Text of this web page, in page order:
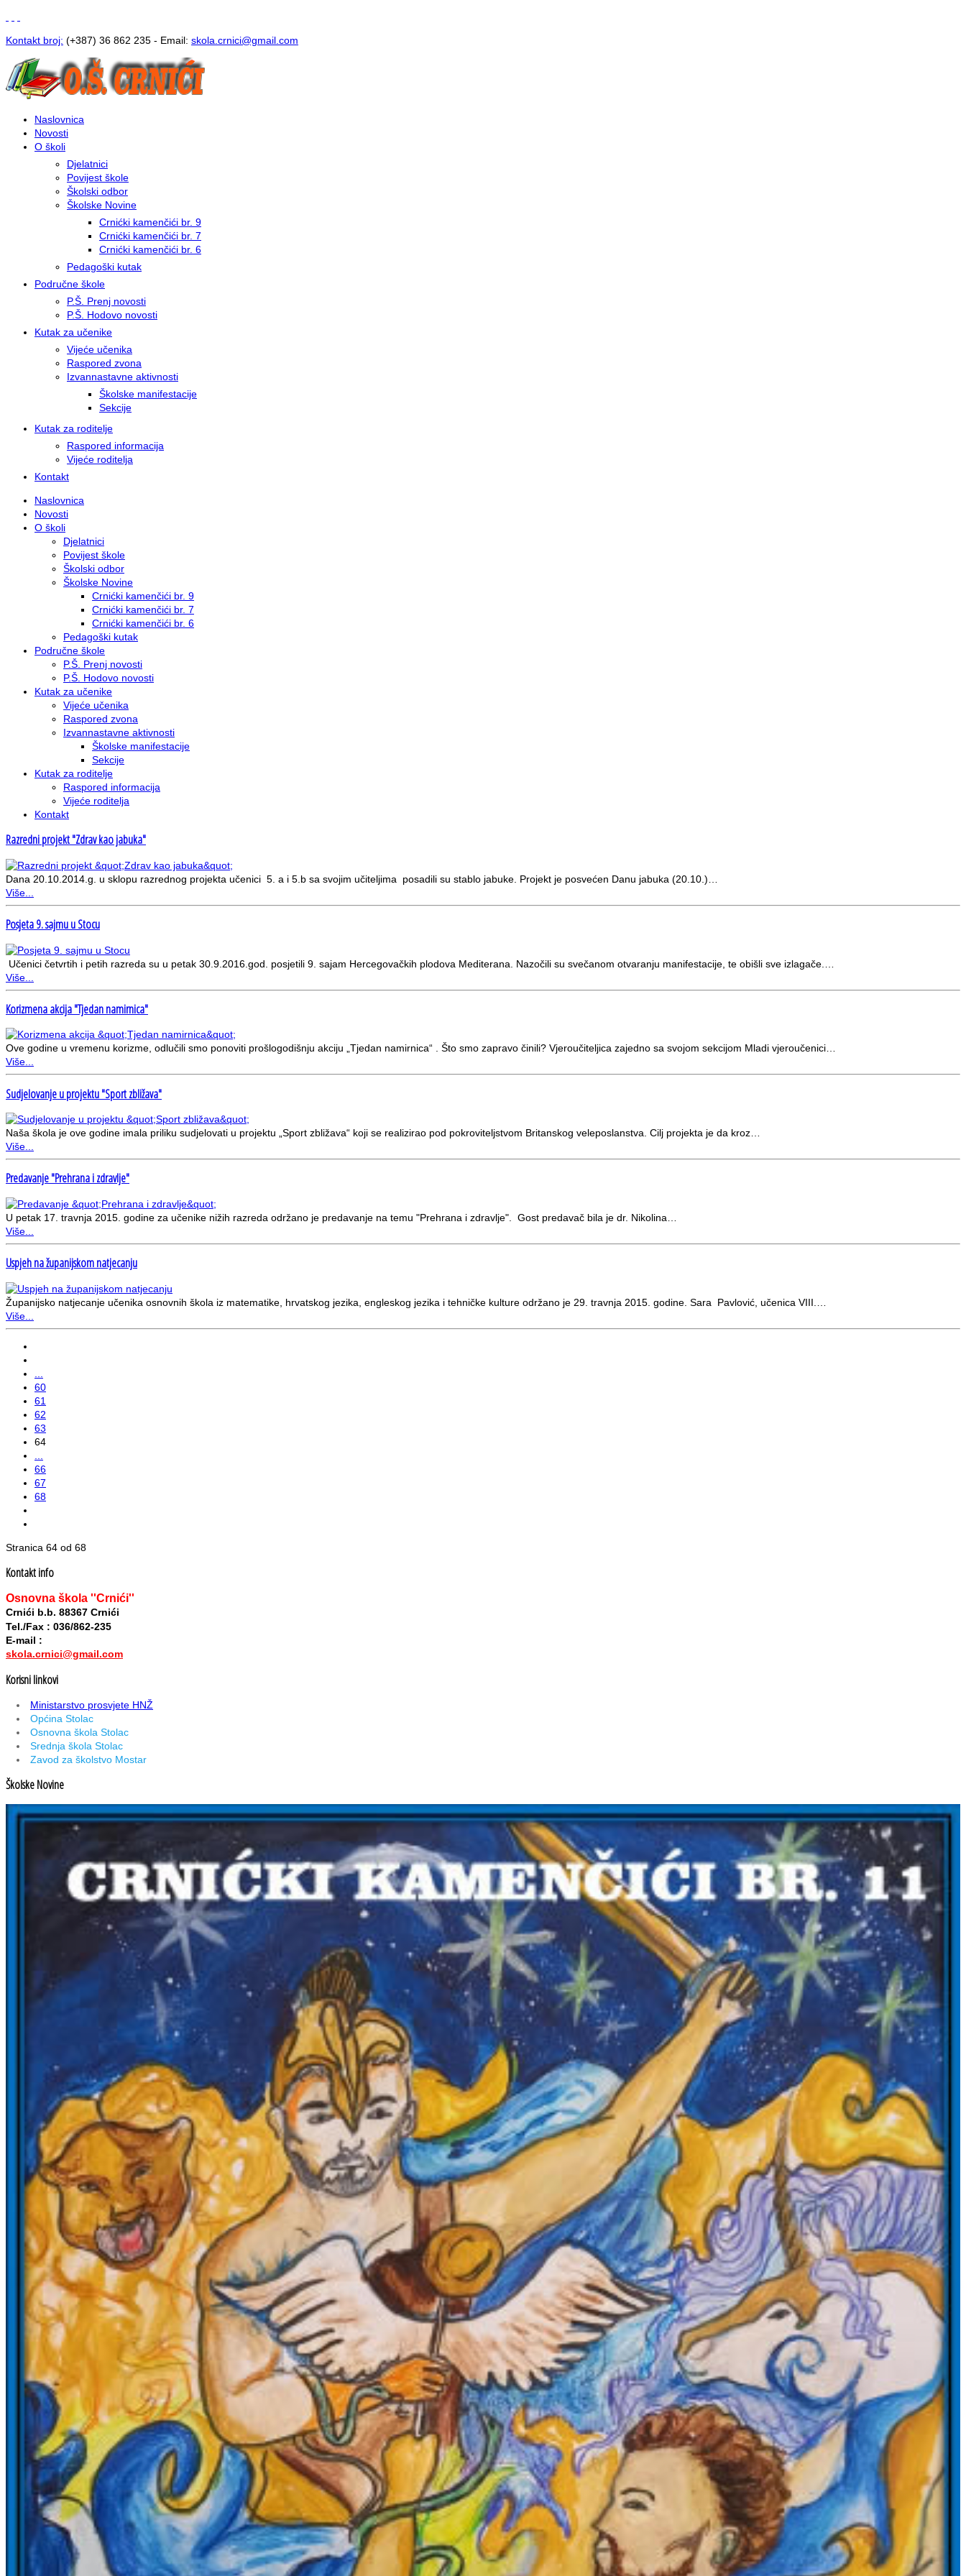
Kontakt broj: (+387) 36 862 235 - Email: skola.crnici@gmail.com
Naslovnica
Novosti
O školi
Djelatnici
Povijest škole
Školski odbor
Školske Novine
Crnićki kamenčići br. 9
Crnićki kamenčići br. 7
Crnićki kamenčići br. 6
Pedagoški kutak
Područne škole
P.Š. Prenj novosti
P.Š. Hodovo novosti
Kutak za učenike
Vijeće učenika
Raspored zvona
Izvannastavne aktivnosti
Školske manifestacije
Sekcije
Kutak za roditelje
Raspored informacija
Vijeće roditelja
Kontakt
Naslovnica
Novosti
O školi
Djelatnici
Povijest škole
Školski odbor
Školske Novine
Crnićki kamenčići br. 9
Crnićki kamenčići br. 7
Crnićki kamenčići br. 6
Pedagoški kutak
Područne škole
P.Š. Prenj novosti
P.Š. Hodovo novosti
Kutak za učenike
Vijeće učenika
Raspored zvona
Izvannastavne aktivnosti
Školske manifestacije
Sekcije
Kutak za roditelje
Raspored informacija
Vijeće roditelja
Kontakt
Razredni projekt "Zdrav kao jabuka"
Dana 20.10.2014.g. u sklopu razrednog projekta učenici 5. a i 5.b sa svojim učiteljima posadili su stablo jabuke. Projekt je posvećen Danu jabuka (20.10.)…
Više...
Posjeta 9. sajmu u Stocu
Učenici četvrtih i petih razreda su u petak 30.9.2016.god. posjetili 9. sajam Hercegovačkih plodova Mediterana. Nazočili su svečanom otvaranju manifestacije, te obišli sve izlagače.…
Više...
Korizmena akcija "Tjedan namirnica"
Ove godine u vremenu korizme, odlučili smo ponoviti prošlogodišnju akciju „Tjedan namirnica“ . Što smo zapravo činili? Vjeroučiteljica zajedno sa svojom sekcijom Mladi vjeroučenici…
Više...
Sudjelovanje u projektu "Sport zbližava"
Naša škola je ove godine imala priliku sudjelovati u projektu „Sport zbližava“ koji se realizirao pod pokroviteljstvom Britanskog veleposlanstva. Cilj projekta je da kroz…
Više...
Predavanje "Prehrana i zdravlje"
U petak 17. travnja 2015. godine za učenike nižih razreda održano je predavanje na temu "Prehrana i zdravlje". Gost predavač bila je dr. Nikolina…
Više...
Uspjeh na županijskom natjecanju
Županijsko natjecanje učenika osnovnih škola iz matematike, hrvatskog jezika, engleskog jezika i tehničke kulture održano je 29. travnja 2015. godine. Sara Pavlović, učenica VIII.…
Više...
60
61
62
63
64
66
67
68
Stranica 64 od 68
Kontakt info
Osnovna škola ''Crnići''
Crnići b.b. 88367 Crnići
Tel./Fax : 036/862-235
E-mail :
skola.crnici@gmail.com
Korisni linkovi
Ministarstvo prosvjete HNŽ
Općina Stolac
Osnovna škola Stolac
Srednja škola Stolac
Zavod za školstvo Mostar
Školske Novine